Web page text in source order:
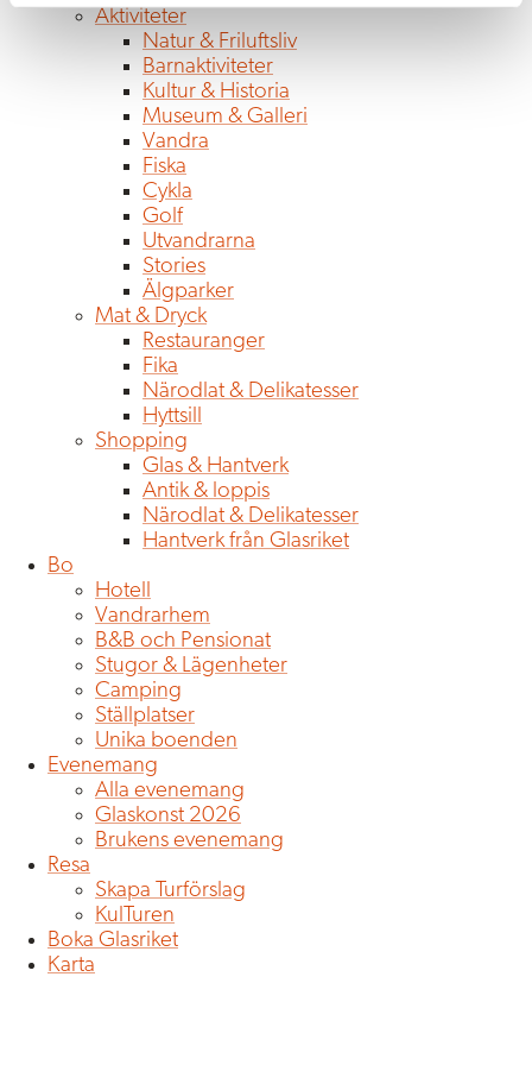
Aktiviteter
Natur & Friluftsliv
Barnaktiviteter
Kultur & Historia
Museum & Galleri
Vandra
Fiska
Cykla
Golf
Utvandrarna
Stories
Älgparker
Mat & Dryck
Restauranger
Fika
Närodlat & Delikatesser
Hyttsill
Shopping
Glas & Hantverk
Antik & loppis
Närodlat & Delikatesser
Hantverk från Glasriket
Bo
Hotell
Vandrarhem
B&B och Pensionat
Stugor & Lägenheter
Camping
Ställplatser
Unika boenden
Evenemang
Alla evenemang
Glaskonst 2026
Brukens evenemang
Resa
Skapa Turförslag
KulTuren
Boka Glasriket
Karta